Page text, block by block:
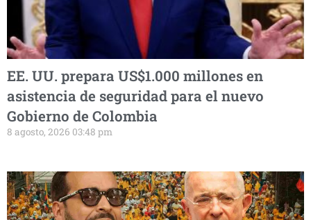
EE. UU. prepara US$1.000 millones en
asistencia de seguridad para el nuevo
Gobierno de Colombia
8 agosto, 2026 03:48 pm